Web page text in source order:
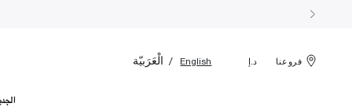
فروعنا د.إ English الْعَرَبيّة